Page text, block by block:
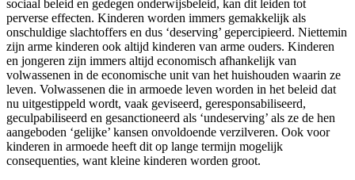
sociaal beleid en gedegen onderwijsbeleid, kan dit leiden tot
perverse effecten. Kinderen worden immers gemakkelijk als
onschuldige slachtoffers en dus ‘deserving’ gepercipieerd. Niettemin
zijn arme kinderen ook altijd kinderen van arme ouders. Kinderen
en jongeren zijn immers altijd economisch afhankelijk van
volwassenen in de economische unit van het huishouden waarin ze
leven. Volwassenen die in armoede leven worden in het beleid dat
nu uitgestippeld wordt, vaak geviseerd, geresponsabiliseerd,
geculpabiliseerd en gesanctioneerd als ‘undeserving’ als ze de hen
aangeboden ‘gelijke’ kansen onvoldoende verzilveren. Ook voor
kinderen in armoede heeft dit op lange termijn mogelijk
consequenties, want kleine kinderen worden groot.